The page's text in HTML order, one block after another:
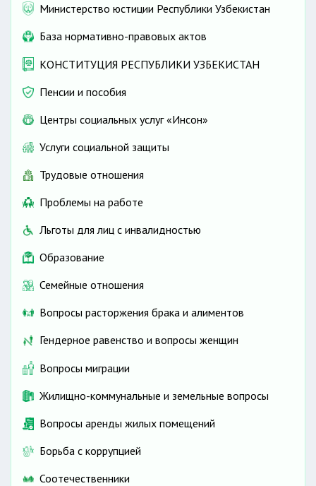
Министерство юстиции Республики Узбекистан
База нормативно-правовых актов
КОНСТИТУЦИЯ РЕСПУБЛИКИ УЗБЕКИСТАН
Пенсии и пособия
Центры социальных услуг «Инсон»
Услуги социальной защиты
Трудовые отношения
Проблемы на работе
Льготы для лиц с инвалидностью
Образование
Семейные отношения
Вопросы расторжения брака и алиментов
Гендерное равенство и вопросы женщин
Вопросы миграции
Жилищно-коммунальные и земельные вопросы
Вопросы аренды жилых помещений
Борьба с коррупцией
Соотечественники